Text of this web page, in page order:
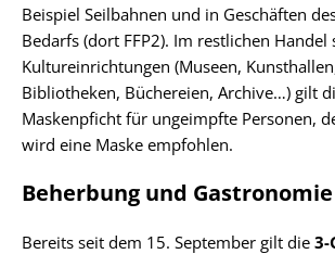
Beispiel Seilbahnen und in Geschäften
Bedarfs (dort FFP2). Im restlichen Handel
Kultureinrichtungen (Museen,
Bibliotheken, Büchereien, Archive…) gilt
Maskenpficht für ungeimpfte Personen,
wird eine Maske empfohlen.
Beherbung und Gastronomie
Bereits seit dem 15. September gilt die 3-